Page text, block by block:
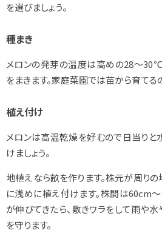
を選びましょう。
種まき
メロンの発芽の温度は高めの28～
をまきます。家庭菜園では苗から育てる
植え付け
メロンは高温乾燥を好むので日当り
けましょう。
地植えなら畝を作ります。株元が周りの
に浅めに植え付けます。株間は60cm
が伸びてきたら、敷きワラをして雨や
を守ります。